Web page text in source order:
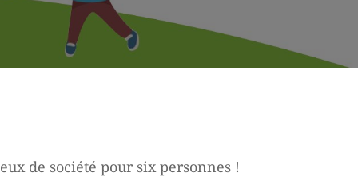
de société pour six personnes !